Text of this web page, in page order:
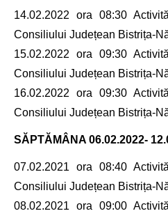
14.02.2022 ora 08:30
Consiliului Județean Bistrița-
15.02.2022 ora 09:30
Consiliului Județean Bistrița-
16.02.2022 ora 09:30
Consiliului Județean Bistrița-
SĂPTĂMÂNA 06.02.2022-
07.02.2021 ora 08:40
Consiliului Județean Bistrița-
08.02.2021 ora 09:00